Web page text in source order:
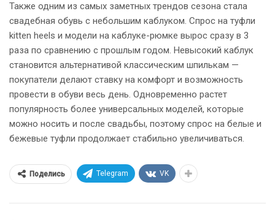
Также одним из самых заметных трендов сезона стала
свадебная обувь с небольшим каблуком. Спрос на туфли
kitten heels и модели на каблуке-рюмке вырос сразу в 3
раза по сравнению с прошлым годом. Невысокий каблук
становится альтернативой классическим шпилькам —
покупатели делают ставку на комфорт и возможность
провести в обуви весь день. Одновременно растет
популярность более универсальных моделей, которые
можно носить и после свадьбы, поэтому спрос на белые и
бежевые туфли продолжает стабильно увеличиваться.
Поделись Telegram VK